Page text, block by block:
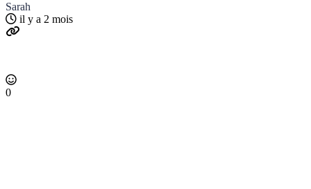
Sarah
il y a 2 mois
0